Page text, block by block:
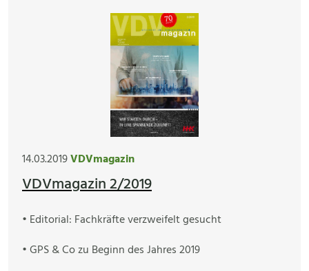
14.03.2019VDVmagazin
VDVmagazin 2/2019
• Editorial: Fachkräfte verzweifelt gesucht
• GPS & Co zu Beginn des Jahres 2019